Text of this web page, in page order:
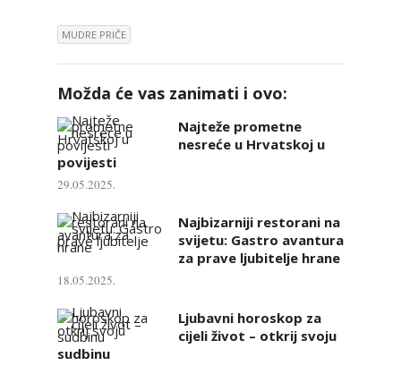
MUDRE PRIČE
Možda će vas zanimati i ovo:
Najteže prometne
nesreće u Hrvatskoj u
povijesti
29.05.2025.
Najbizarniji restorani na
svijetu: Gastro avantura
za prave ljubitelje hrane
18.05.2025.
Ljubavni horoskop za
cijeli život – otkrij svoju
sudbinu